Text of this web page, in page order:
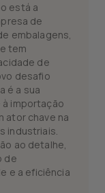
está a
de
embalagens,
tem
de
desafio
é a sua
importação
ator chave na
industriais.
ao detalhe,
de
e a eficiência